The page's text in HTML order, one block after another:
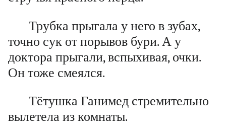
Трубка прыгала у него в зубах,
точно сук от порывов бури. А у
доктора прыгали, вспыхивая, очки.
Он тоже смеялся.
Тётушка Ганимед стремительно
вылетела из комнаты.